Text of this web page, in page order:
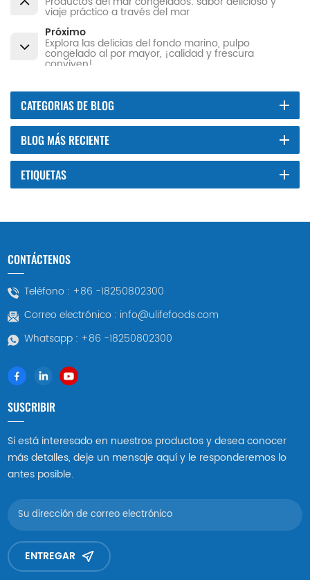
viaje práctico a través del mar
Próximo
Explora las delicias del fondo marino, pulpo
congelado al por mayor, ¡calidad y frescura
conviven!
CATEGORIAS DE BLOG
BLOG MÁS RECIENTE
ETIQUETAS
CONTÁCTENOS
Teléfono : +86 -18250802300
Correo electrónico : info@ulifefoods.com
Whatsapp : +86 -18250802300
SUSCRIBIR
Si está interesado en nuestros productos y desea conocer
más detalles, deje un mensaje aquí y le responderemos lo
antes posible.
ENTREGAR